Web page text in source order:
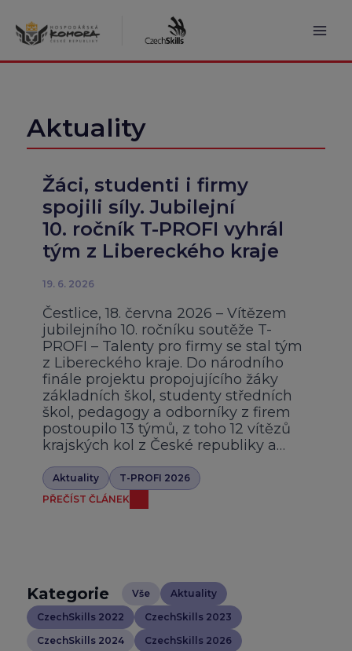
obsah
Aktuality
Žáci, studenti i firmy
spojili síly. Jubilejní
10. ročník T-PROFI vyhrál
tým z Libereckého kraje
19. 6. 2026
Čestlice, 18. června 2026 – Vítězem
jubilejního 10. ročníku soutěže T-
PROFI – Talenty pro firmy se stal tým
z Libereckého kraje. Do národního
finále projektu propojujícího žáky
základních škol, studenty středních
škol, pedagogy a odborníky z firem
postoupilo 13 týmů, z toho 12 vítězů
krajských kol z České republiky a…
Aktuality
T-PROFI 2026
PŘEČÍST ČLÁNEK
Kategorie Vše
Aktuality
CzechSkills 2022
CzechSkills 2023
CzechSkills 2024
CzechSkills 2026